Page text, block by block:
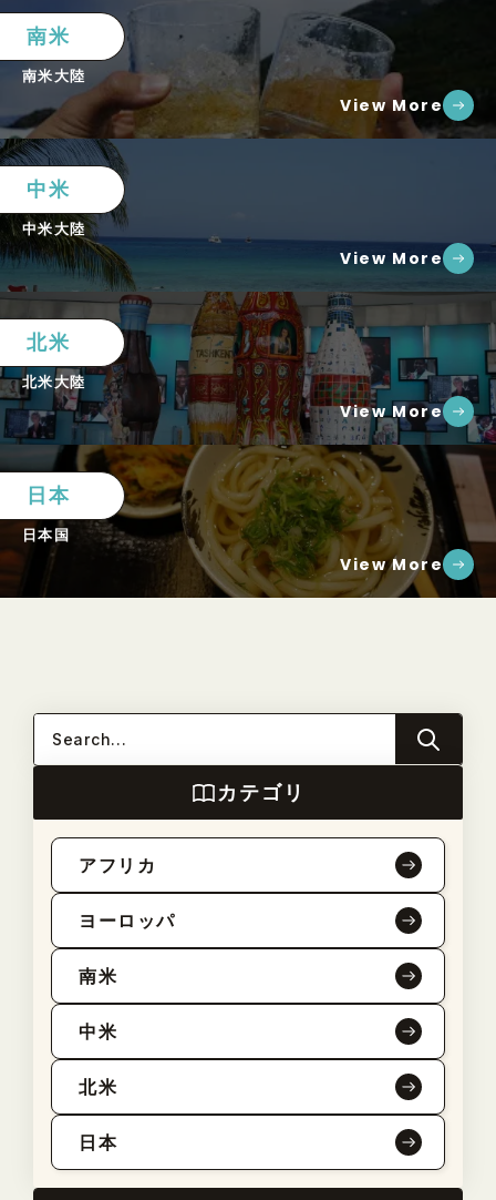
南米
南米大陸
View More
中米
中米大陸
View More
北米
北米大陸
View More
日本
日本国
View More
カテゴリ
アフリカ
ヨーロッパ
南米
中米
北米
日本